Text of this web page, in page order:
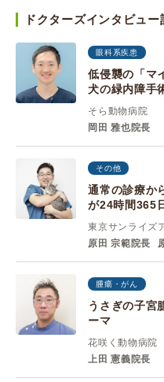
ドクターズインタビュー
眼科系疾患
低侵襲の「マ
犬の緑内障手
そら動物病院
岡田 雅也院長
その他
通常の診療か
が24時間365
東京サンライズ
原田 宗範院長
腫瘍・がん
うさぎの子宮
ーマ
花咲く動物病院
上田 憲義院長